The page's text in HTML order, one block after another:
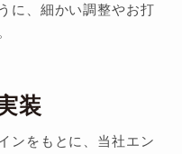
に、 細かい調整やお打
装
ンをもとに、当社エン